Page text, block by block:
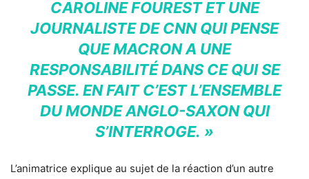
CAROLINE FOUREST ET UNE
JOURNALISTE DE CNN QUI PENSE
QUE MACRON A UNE
RESPONSABILITÉ DANS CE QUI SE
PASSE. EN FAIT C’EST L’ENSEMBLE
DU MONDE ANGLO-SAXON QUI
S’INTERROGE. »
L’animatrice explique au sujet de la réaction d’un autre